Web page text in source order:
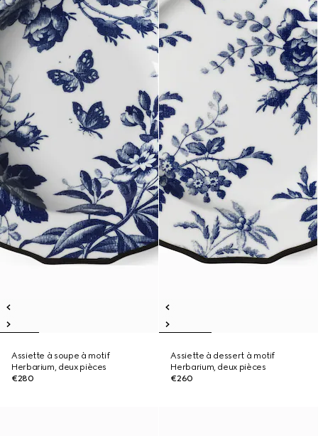
Assiette à soupe à motif
Herbarium, deux pièces
€280
Assiette à dessert à motif
Herbarium, deux pièces
€260